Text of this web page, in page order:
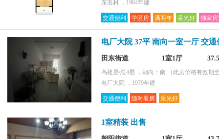
东淮村 ，1984年建
交通便利 学区房 满两年 采光好 独家
电厂大院 37平 南向一室一厅 交通
田东街道 1室1厅
高楼层/总4层 ，朝向：南
（此房价格有效期
电厂大院 ，1979年建
交通便利 随时看房 采光好
1室精装 出售